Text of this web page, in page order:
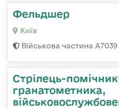
Фельдшер
Київ
Військова частина А7039
Стрілець-помічник
гранатометника,